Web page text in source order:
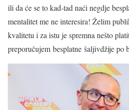
ili da će se to kad-tad naći negdje
mentalitet me ne interesira! Želim
kvalitetu i za istu je spremna nešto
preporučujem besplatne šaljivdžije po